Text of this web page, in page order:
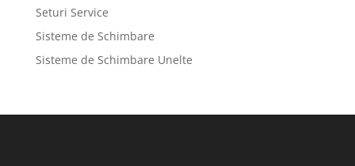
Seturi Service
Sisteme de Schimbare
Sisteme de Schimbare Unelte